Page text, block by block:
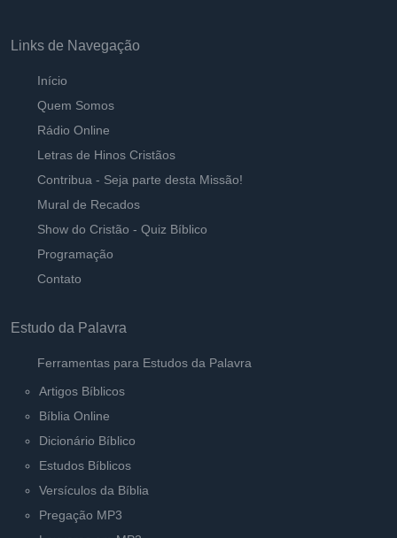
Links de Navegação
Início
Quem Somos
Rádio Online
Letras de Hinos Cristãos
Contribua - Seja parte desta Missão!
Mural de Recados
Show do Cristão - Quiz Bíblico
Programação
Contato
Estudo da Palavra
Ferramentas para Estudos da Palavra
Artigos Bíblicos
Bíblia Online
Dicionário Bíblico
Estudos Bíblicos
Versículos da Bíblia
Pregação MP3